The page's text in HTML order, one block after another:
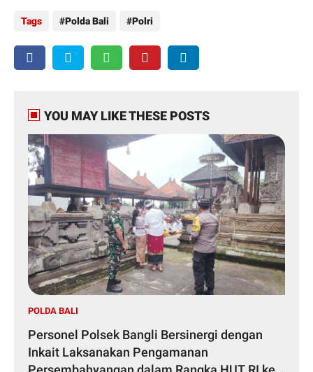
Tags Polda Bali Polri
YOU MAY LIKE THESE POSTS
POLDA BALI
Personel Polsek Bangli Bersinergi dengan
Inkait Laksanakan Pengamanan